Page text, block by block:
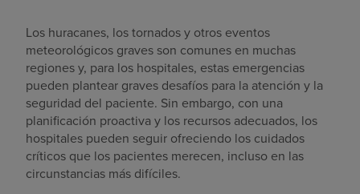
Los huracanes, los tornados y otros eventos
meteorológicos graves son comunes en muchas
regiones y, para los hospitales, estas emergencias
pueden plantear graves desafíos para la atención y la
seguridad del paciente. Sin embargo, con una
planificación proactiva y los recursos adecuados, los
hospitales pueden seguir ofreciendo los cuidados
críticos que los pacientes merecen, incluso en las
circunstancias más difíciles.